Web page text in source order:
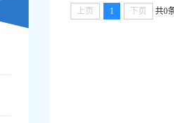
上页 1 下页 共0